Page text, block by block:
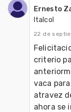
Ernesto
Italcol
22 de
criterio
vaca
atravez
ahora se